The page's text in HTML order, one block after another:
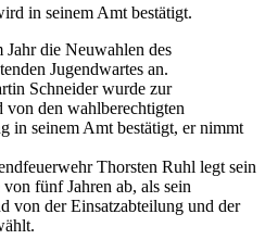
in seinem Amt bestätigt.
Jahr die Neuwahlen des
Jugendwartes an.
Schneider wurde zur
von den wahlberechtigten
in seinem Amt bestätigt, er nimmt
Thorsten Ruhl legt sein
fünf Jahren ab, als sein
von der Einsatzabteilung und der